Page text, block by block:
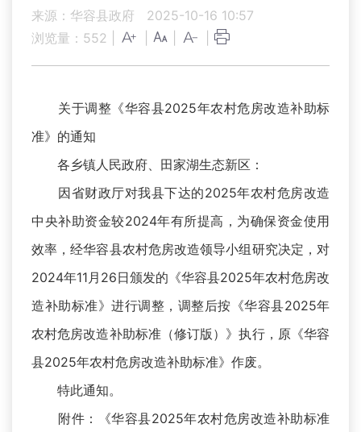
来源：华容县政府
2025-10-16 10:57
浏览量： 552
关于调整《华容县2025年农村危房改造补助标
准》的通知
各乡镇人民政府、田家湖生态新区：
因省财政厅对我县下达的2025年农村危房改造
中央补助资金较2024年有所提高，为确保资金使用
效率，经华容县农村危房改造领导小组研究决定，对
2024年11月26日颁发的《华容县2025年农村危房改
造补助标准》进行调整，调整后按《华容县2025年
农村危房改造补助标准（修订版）》执行，原《华容
县2025年农村危房改造补助标准》作废。
特此通知。
附件：《华容县2025年农村危房改造补助标准